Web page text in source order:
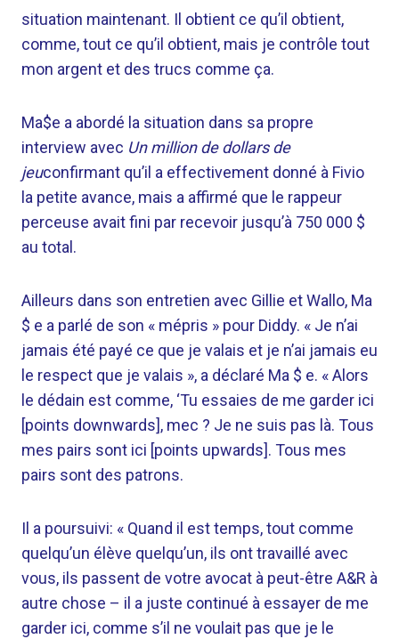
situation maintenant. Il obtient ce qu’il obtient,
comme, tout ce qu’il obtient, mais je contrôle tout
mon argent et des trucs comme ça.
Ma$e a abordé la situation dans sa propre
interview avec Un million de dollars de
jeuconfirmant qu’il a effectivement donné à Fivio
la petite avance, mais a affirmé que le rappeur
perceuse avait fini par recevoir jusqu’à 750 000 $
au total.
Ailleurs dans son entretien avec Gillie et Wallo, Ma
$ e a parlé de son « mépris » pour Diddy. « Je n’ai
jamais été payé ce que je valais et je n’ai jamais eu
le respect que je valais », a déclaré Ma $ e. « Alors
le dédain est comme, ‘Tu essaies de me garder ici
[points downwards], mec ? Je ne suis pas là. Tous
mes pairs sont ici [points upwards]. Tous mes
pairs sont des patrons.
Il a poursuivi: « Quand il est temps, tout comme
quelqu’un élève quelqu’un, ils ont travaillé avec
vous, ils passent de votre avocat à peut-être A&R à
autre chose – il a juste continué à essayer de me
garder ici, comme s’il ne voulait pas que je le